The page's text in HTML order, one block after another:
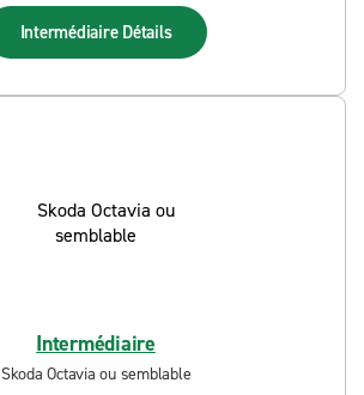
Intermédiaire Détails
Intermédiaire
Skoda Octavia ou semblable